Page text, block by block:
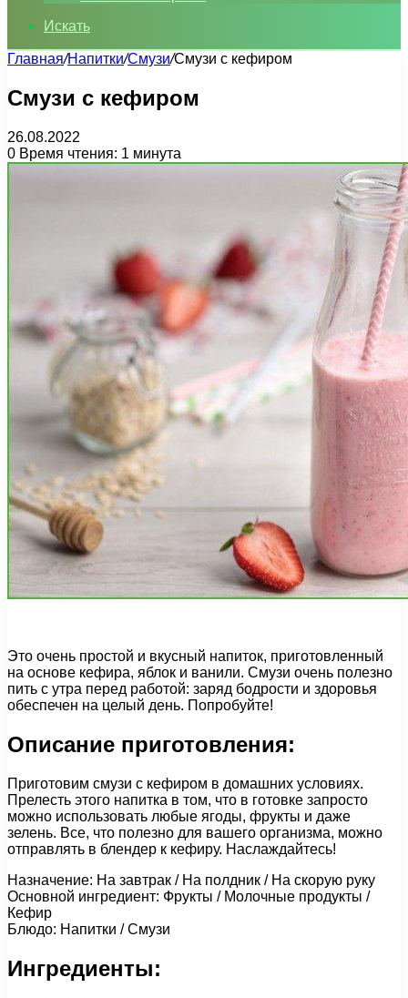
Искать
Главная/Напитки/Смузи/Смузи с кефиром
Смузи с кефиром
26.08.2022
0 Время чтения: 1 минута
Это очень простой и вкусный напиток, приготовленный
на основе кефира, яблок и ванили. Смузи очень полезно
пить с утра перед работой: заряд бодрости и здоровья
обеспечен на целый день. Попробуйте!
Описание приготовления:
Приготовим смузи с кефиром в домашних условиях.
Прелесть этого напитка в том, что в готовке запросто
можно использовать любые ягоды, фрукты и даже
зелень. Все, что полезно для вашего организма, можно
отправлять в блендер к кефиру. Наслаждайтесь!
Назначение: На завтрак / На полдник / На скорую руку
Основной ингредиент: Фрукты / Молочные продукты /
Кефир
Блюдо: Напитки / Смузи
Ингредиенты: